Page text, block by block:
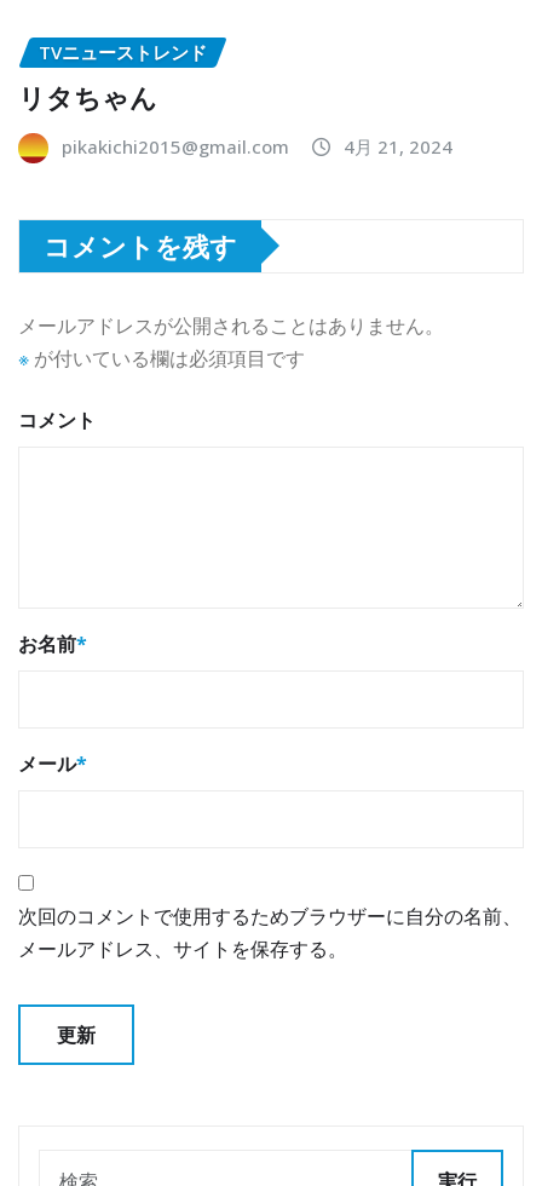
TVニューストレンド
リタちゃん
pikakichi2015@gmail.com 4月 21, 2024
コメントを残す
メールアドレスが公開されることはありません。
※ が付いている欄は必須項目です
コメント
お名前*
メール*
次回のコメントで使用するためブラウザーに自分の名前、
メールアドレス、サイトを保存する。